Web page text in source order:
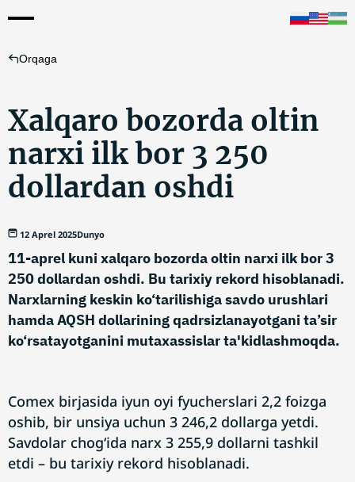
Orqaga
Xalqaro bozorda oltin
narxi ilk bor 3 250
dollardan oshdi
12 Aprel 2025Dunyo
11-aprel kuni xalqaro bozorda oltin narxi ilk bor 3
250 dollardan oshdi. Bu tarixiy rekord hisoblanadi.
Narxlarning keskin ko‘tarilishiga savdo urushlari
hamda AQSH dollarining qadrsizlanayotgani ta’sir
ko‘rsatayotganini mutaxassislar ta'kidlashmoqda.
Comex birjasida iyun oyi fyucherslari 2,2 foizga
oshib, bir unsiya uchun 3 246,2 dollarga yetdi.
Savdolar chog‘ida narx 3 255,9 dollarni tashkil
etdi – bu tarixiy rekord hisoblanadi.